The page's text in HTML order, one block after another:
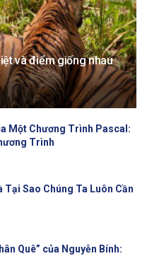
và điểm giống nhau
Một Chương Trình Pascal:
Trình
Tại Sao Chúng Ta Luôn Cần
Quê” của Nguyễn Bính: